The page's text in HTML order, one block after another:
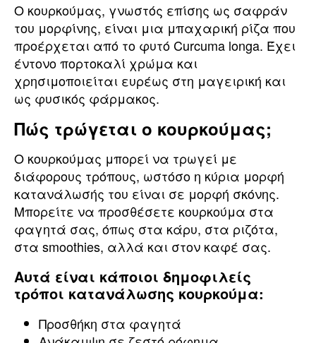
Ο κουρκούμας, γνωστός επίσης ως σαφράν
του μορφίνης, είναι μια μπαχαρική ρίζα που
προέρχεται από το φυτό Curcuma longa. Έχει
έντονο πορτοκαλί χρώμα και
χρησιμοποιείται ευρέως στη μαγειρική και
ως φυσικός φάρμακος.
Πώς τρώγεται ο κουρκούμας;
Ο κουρκούμας μπορεί να τρωγεί με
διάφορους τρόπους, ωστόσο η κύρια μορφή
κατανάλωσής του είναι σε μορφή σκόνης.
Μπορείτε να προσθέσετε κουρκούμα στα
φαγητά σας, όπως στα κάρυ, στα ριζότα,
στα smoothies, αλλά και στον καφέ σας.
Αυτά είναι κάποιοι δημοφιλείς
τρόποι κατανάλωσης κουρκούμα:
Προσθήκη στα φαγητά